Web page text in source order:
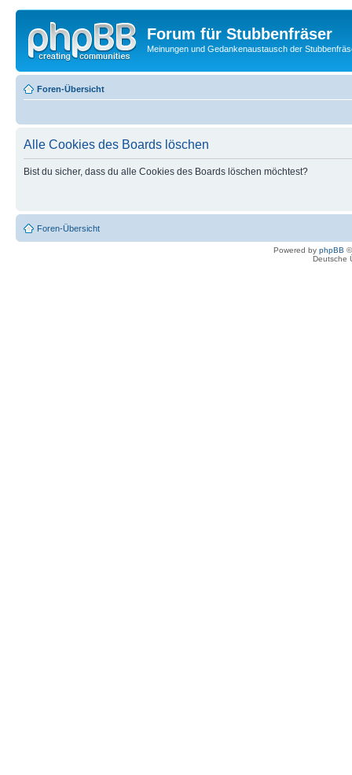
Forum für Stubbenfräser
Meinungen und Gedankenaustausch der
Foren-Übersicht
Alle Cookies des Boards löschen
Bist du sicher, dass du alle Cookies des Boards löschen möchtest?
Foren-Übersicht
Powered by phpBB
Deutsche